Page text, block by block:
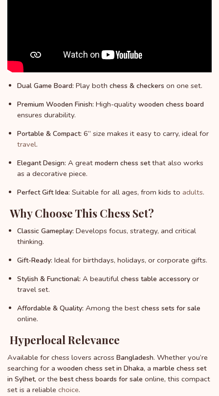
Dual Game Board: Play both chess & checkers on one set.
Premium Wooden Finish: High-quality wooden chess board
ensures durability.
Portable & Compact: 6” size makes it easy to carry, ideal for
travel.
Elegant Design: A great modern chess setthat also works
as a decorative piece.
Perfect Gift Idea: Suitable for all ages, from kids to adults.
Why Choose This Chess Set?
Classic Gameplay: Develops focus, strategy, and critical
thinking.
Gift-Ready: Ideal for birthdays, holidays, or corporate gifts.
Stylish & Functional: A beautiful chess table accessory or
travel set.
Affordable & Quality: Among the best chess sets for sale
online.
Hyperlocal Relevance
Available for chess lovers across Bangladesh. Whether you’re
searching for a wooden chess set in Dhaka, a marble chess set
in Sylhet, or the best chess boards for sale online, this compact
set is a reliable choice.